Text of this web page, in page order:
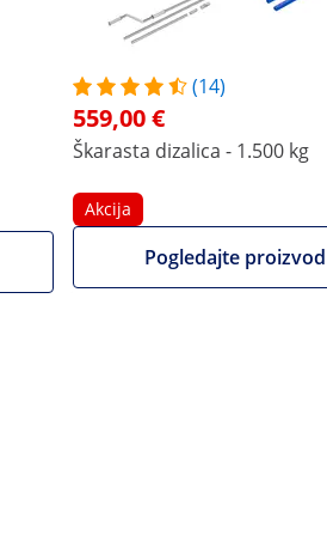
130 x 165 x 87 cm
Plava
135 x 89.5 x 28 cm
-
-
(14)
559,00 €
Škarasta dizalica - 1.500 kg
Akcija
Pogledajte proizvod